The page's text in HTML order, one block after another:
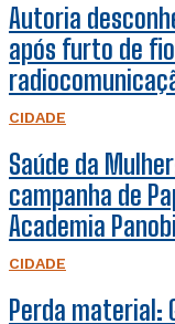
Autoria
após furto de
CIDADE
Saúde da
campanha de
Academia
CIDADE
Perda material: